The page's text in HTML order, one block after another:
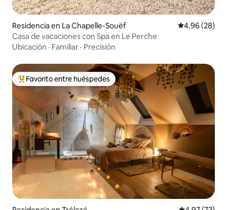
Residencia en La Chapelle-Souëf Calificación
4.96 (28)
Casa de vacaciones con Spa en Le Perche
Ubicación · Familiar · Precisión
De los mejores en Favorito entre huéspedes
Favorito entre huéspedes